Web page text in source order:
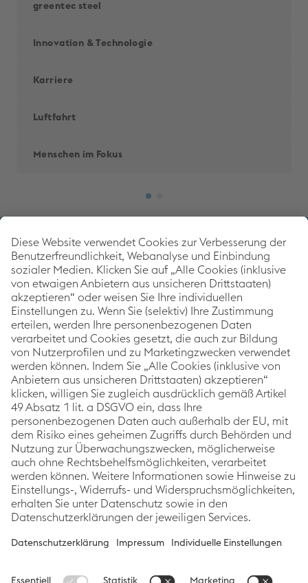
greentec steel
Innovation & Techno­logie
Karriere
Luftfahrt
Menschen im Fokus
voestalpine Corporate Blog
Als weltweit führender Stahl- und Technologiekonzern
setzt die voestalpine mit dem Corporate Blog auf
Themen rund um die Schwerpunkte Innovation &
Technologie, Nachhaltigkeit und Karriere. Im
Mittelpunkt stehen dabei immer die Geschichten der
voestalpine Mitarbeiter:innen, Projekte sowie
Produkte.
Kategorien
Innovation &
Techno­logie
Nachhaltigkeit
Karriere
Links
Impressum
Datenschutzerklärung
Barrierefreiheitsstatement
Cookie
Folgen Sie uns